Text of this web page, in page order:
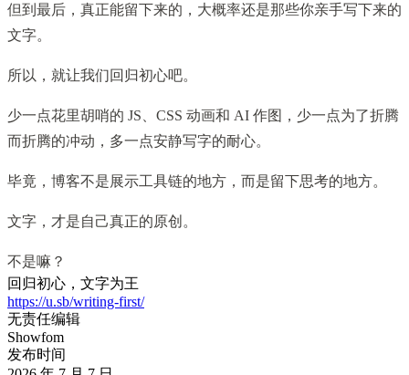
但到最后，真正能留下来的，大概率还是那些你亲手写下来的
文字。
所以，就让我们回归初心吧。
少一点花里胡哨的 JS、CSS 动画和 AI 作图，少一点为了折腾
而折腾的冲动，多一点安静写字的耐心。
毕竟，博客不是展示工具链的地方，而是留下思考的地方。
文字，才是自己真正的原创。
不是嘛？
回归初心，文字为王
https://u.sb/writing-first/
无责任编辑
Showfom
发布时间